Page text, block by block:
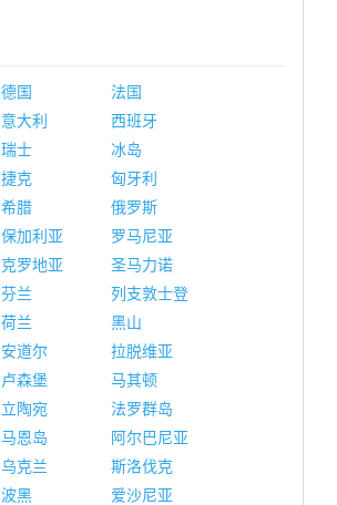
德国
法国
意大利
西班牙
瑞士
冰岛
捷克
匈牙利
希腊
俄罗斯
保加利亚
罗马尼亚
克罗地亚
圣马力诺
芬兰
列支敦士登
荷兰
黑山
安道尔
拉脱维亚
卢森堡
马其顿
立陶宛
法罗群岛
马恩岛
阿尔巴尼亚
乌克兰
斯洛伐克
波黑
爱沙尼亚